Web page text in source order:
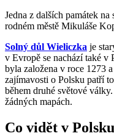
Jedna z dalších památek
rodném městě Mikuláše
Solný důl Wieliczka je
v Evropě se nachází také v
byla založena v roce 1273
zajímavosti o Polsku patří
během druhé světové
žádných mapách.
Co vidět v Polsku